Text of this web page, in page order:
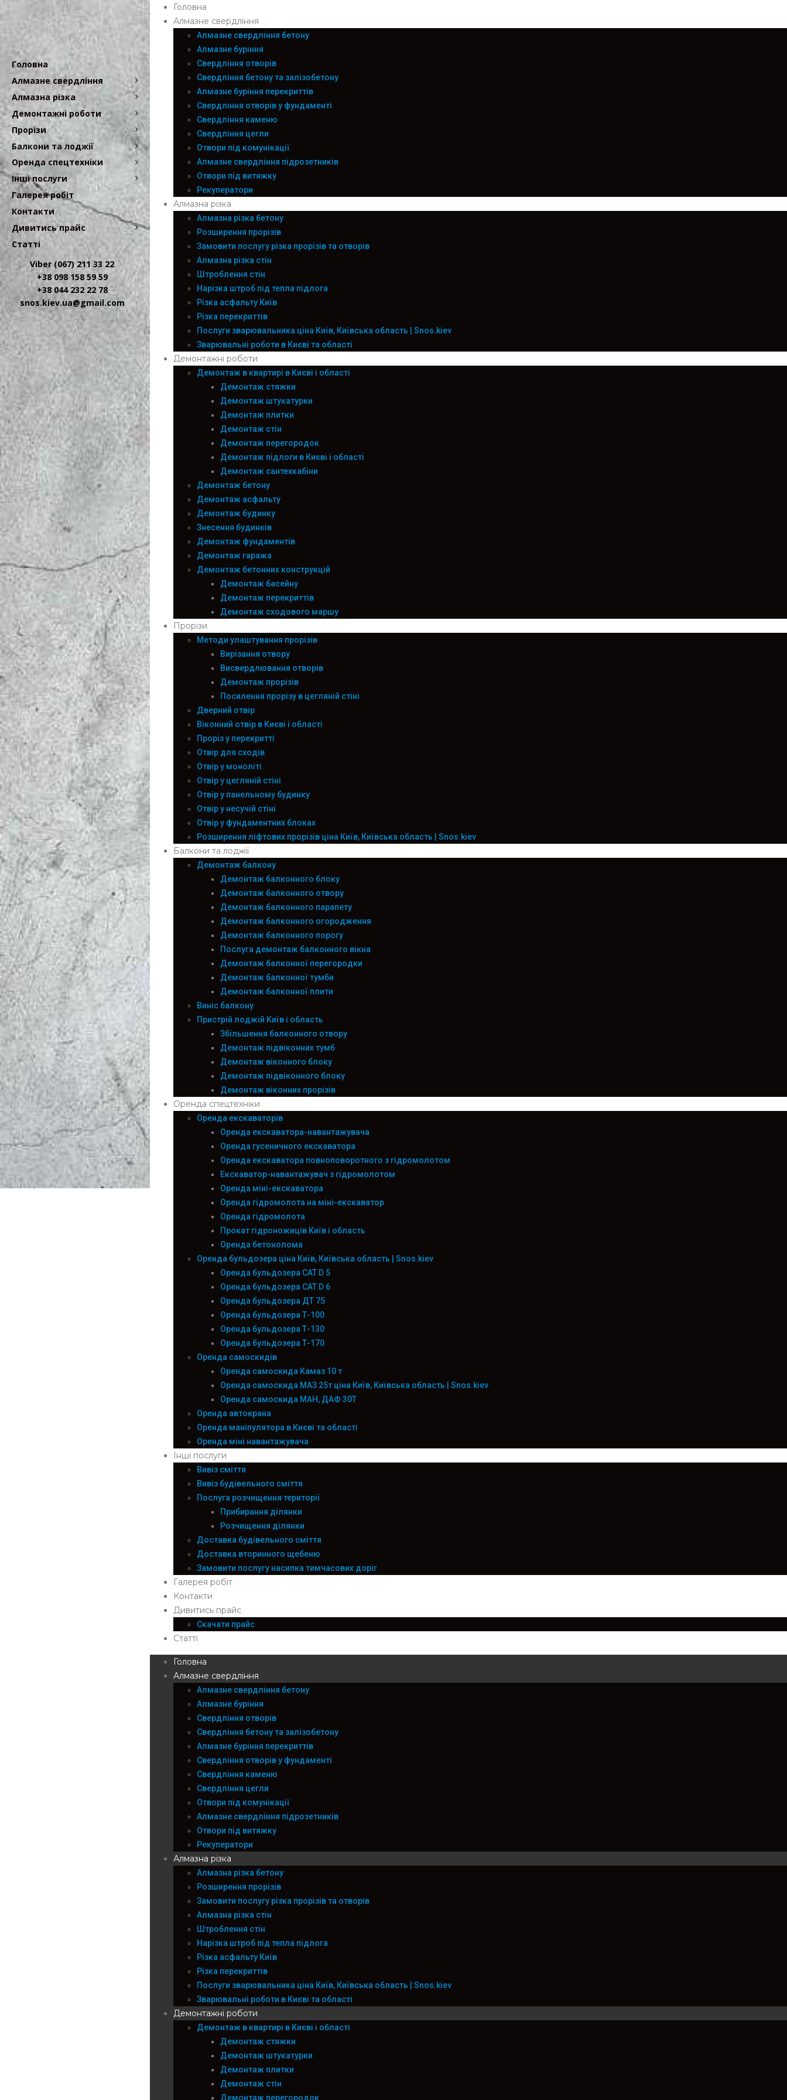
Головна
Алмазне свердління
Алмазна різка
Демонтажні роботи
Прорізи
Балкони та лоджії
Оренда спецтехніки
Інші послуги
Галерея робіт
Контакти
Дивитись прайс
Статті
Viber (067) 211 33 22
+38 098 158 59 59
+38 044 232 22 78
snos.kiev.ua@gmail.com
Головна
Алмазне свердління
Алмазне свердління бетону
Алмазне буріння
Свердління отворів
Свердління бетону та залізобетону
Алмазне буріння перекриттів
Свердління отворів у фундаменті
Свердління каменю
Свердління цегли
Отвори під комунікації
Алмазне свердління підрозетників
Отвори під витяжку
Рекуператори
Алмазна різка
Алмазна різка бетону
Розширення прорізів
Замовити послугу різка прорізів та отворів
Алмазна різка стін
Штроблення стін
Нарізка штроб під тепла підлога
Різка асфальту Київ
Різка перекриттів
Послуги зварювальника ціна Київ, Київська область | Snos.kiev
Зварювальні роботи в Києві та області
Демонтажні роботи
Демонтаж в квартирі в Києві і області
Демонтаж стяжки
Демонтаж штукатурки
Демонтаж плитки
Демонтаж стін
Демонтаж перегородок
Демонтаж підлоги в Києві і області
Демонтаж сантехкабіни
Демонтаж бетону
Демонтаж асфальту
Демонтаж будинку
Знесення будинків
Демонтаж фундаментів
Демонтаж гаража
Демонтаж бетонних конструкцій
Демонтаж басейну
Демонтаж перекриттів
Демонтаж сходового маршу
Прорізи
Методи улаштування прорізів
Вирізання отвору
Висвердлювання отворів
Демонтаж прорізів
Посилення прорізу в цегляній стіні
Дверний отвір
Віконний отвір в Києві і області
Проріз у перекритті
Отвір для сходів
Отвір у моноліті
Отвір у цегляній стіні
Отвір у панельному будинку
Отвір у несучій стіні
Отвір у фундаментних блоках
Розширення ліфтових прорізів ціна Київ, Київська область | Snos.kiev
Балкони та лоджії
Демонтаж балкону
Демонтаж балконного блоку
Демонтаж балконного отвору
Демонтаж балконного парапету
Демонтаж балконного огородження
Демонтаж балконного порогу
Послуга демонтаж балконного вікна
Демонтаж балконної перегородки
Демонтаж балконної тумби
Демонтаж балконної плити
Виніс балкону
Пристрій лоджій Київ і область
Збільшення балконного отвору
Демонтаж підвіконних тумб
Демонтаж віконного блоку
Демонтаж підвіконного блоку
Демонтаж віконних прорізів
Оренда спецтехніки
Оренда екскаваторів
Оренда екскаватора-навантажувача
Оренда гусеничного екскаватора
Оренда екскаватора повноповоротного з гідромолотом
Екскаватор-навантажувач з гідромолотом
Оренда міні-екскаватора
Оренда гідромолота на міні-екскаватор
Оренда гідромолота
Прокат гідроножиців Київ і область
Оренда бетонолома
Оренда бульдозера ціна Київ, Київська область | Snos.kiev
Оренда бульдозера CAT D 5
Оренда бульдозера CAT D 6
Оренда бульдозера ДТ 75
Оренда бульдозера Т-100
Оренда бульдозера Т-130
Оренда бульдозера Т-170
Оренда самоскидів
Оренда самоскида Камаз 10 т
Оренда самоскида МАЗ 25т ціна Київ, Київська область | Snos.kiev
Оренда самоскида МАН, ДАФ 30Т
Оренда автокрана
Оренда маніпулятора в Києві та області
Оренда міні навантажувача
Інші послуги
Вивіз сміття
Вивіз будівельного сміття
Послуга розчищення території
Прибирання ділянки
Розчищення ділянки
Доставка будівельного сміття
Доставка вторинного щебеню
Замовити послугу насипка тимчасових доріг
Галерея робіт
Контакти
Дивитись прайс
Скачати прайс
Статті
Головна
Алмазне свердління
Алмазне свердління бетону
Алмазне буріння
Свердління отворів
Свердління бетону та залізобетону
Алмазне буріння перекриттів
Свердління отворів у фундаменті
Свердління каменю
Свердління цегли
Отвори під комунікації
Алмазне свердління підрозетників
Отвори під витяжку
Рекуператори
Алмазна різка
Алмазна різка бетону
Розширення прорізів
Замовити послугу різка прорізів та отворів
Алмазна різка стін
Штроблення стін
Нарізка штроб під тепла підлога
Різка асфальту Київ
Різка перекриттів
Послуги зварювальника ціна Київ, Київська область | Snos.kiev
Зварювальні роботи в Києві та області
Демонтажні роботи
Демонтаж в квартирі в Києві і області
Демонтаж стяжки
Демонтаж штукатурки
Демонтаж плитки
Демонтаж стін
Демонтаж перегородок